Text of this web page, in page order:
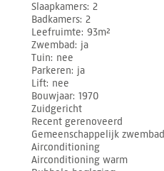
Slaapkamers 2
Badkamers 2
Leefruimte 93m²
Zwembad ja
Tuin nee
Parkeren ja
Lift nee
Bouwjaar 1970
Zuidgericht
Recent gerenoveerd
Gemeenschappelijk zwembad
Airconditioning
Airconditioning warm